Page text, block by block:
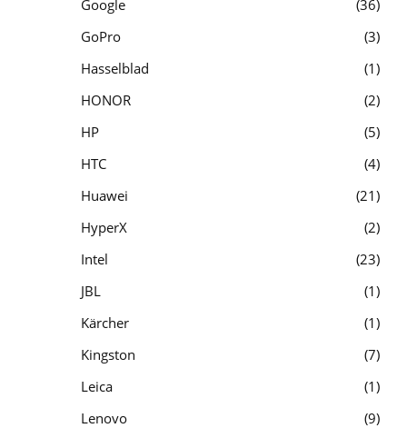
Google
36
GoPro
3
Hasselblad
1
HONOR
2
HP
5
HTC
4
Huawei
21
HyperX
2
Intel
23
JBL
1
Kärcher
1
Kingston
7
Leica
1
Lenovo
9